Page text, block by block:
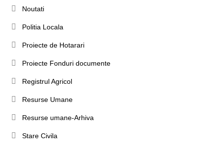
Noutati
Politia Locala
Proiecte de Hotarari
Proiecte Fonduri documente
Registrul Agricol
Resurse Umane
Resurse umane-Arhiva
Stare Civila